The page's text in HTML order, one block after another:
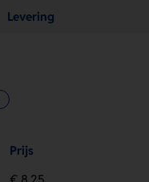
Levering
Prijs